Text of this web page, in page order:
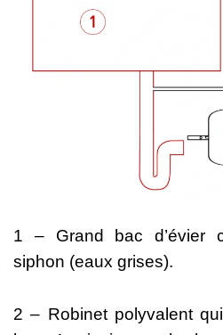
1 – Grand bac d’évier
siphon (eaux grises).
2 – Robinet polyvalent